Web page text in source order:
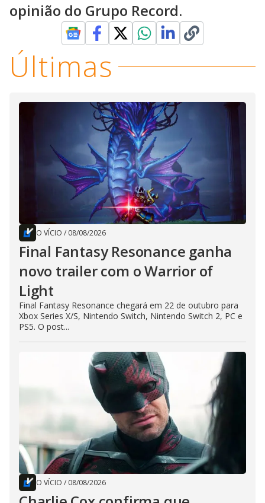
opinião do Grupo Record.
Últimas
O VÍCIO / 08/08/2026
Final Fantasy Resonance ganha
novo trailer com o Warrior of
Light
Final Fantasy Resonance chegará em 22 de outubro para
Xbox Series X/S, Nintendo Switch, Nintendo Switch 2, PC e
PS5. O post...
O VÍCIO / 08/08/2026